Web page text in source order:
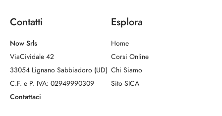
Contatti
Now Srls
ViaCividale 42
33054 Lignano Sabbiadoro (UD)
C.F. e P. IVA: 02949990309
Contattaci
Esplora
Home
Corsi Online
Chi Siamo
Sito SICA